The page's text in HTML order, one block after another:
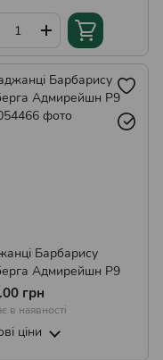
Барбарису
Адмирейшн Р9
грн
в наявності
ціни